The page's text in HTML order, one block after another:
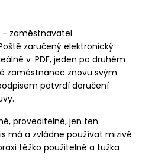
- zaměstnavatel
zaručený elektronický
v .PDF, jeden po druhém
zaměstnanec znovu svým
potvrdí doručení
proveditelné, jen ten
má a zvládne používat mizivé
těžko použitelné a tužka